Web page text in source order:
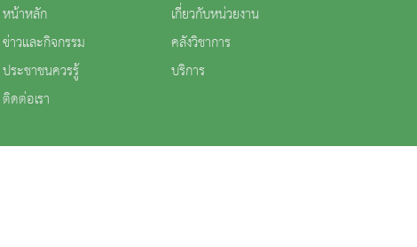
หน้าหลัก
ข่าวและกิจกรรม
ประชาชนควรรู้
ติดต่อเรา
เกี่ยวกับหน่วยงาน
คลังวิชาการ
บริการ